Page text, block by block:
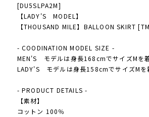
[DU5SLPA2M]
【LADY'S MODEL】
【THOUSAND MILE】BALLOON SKIRT
- COODINATION MODEL SIZE -
MEN'S モデルは身長168cmでサイズMを着
LADY'S モデルは身長158cmでサイズMを
- PRODUCT DETAILS -
【素材】
コットン 100％